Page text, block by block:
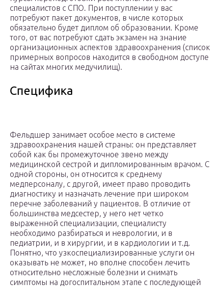
специалистов с СПО. При поступлении у вас
потребуют пакет документов, в числе которых
обязательно будет диплом об образовании. Кроме
того, от вас потребуют сдать экзамен на знание
организационных аспектов здравоохранения (список
примерных вопросов находится в свободном доступе
на сайтах многих медучилищ).
Специфика
Фельдшер занимает особое место в системе
здравоохранения нашей страны: он представляет
собой как бы промежуточное звено между
медицинской сестрой и дипломированным врачом. С
одной стороны, он относится к среднему
медперсоналу, с другой, имеет право проводить
диагностику и назначать лечение при широком
перечне заболеваний у пациентов. В отличие от
большинства медсестер, у него нет четко
выраженной специализации, специалисту
необходимо разбираться и неврологии, и в
педиатрии, и в хирургии, и в кардиологии и т.д.
Понятно, что узкоспециализированные услуги он
оказывать не может, но вполне способен лечить
относительно несложные болезни и снимать
симптомы на догоспитальном этапе с последующей